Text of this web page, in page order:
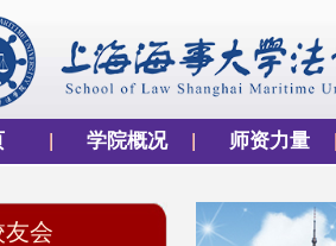
学院概况 师资力量
友会